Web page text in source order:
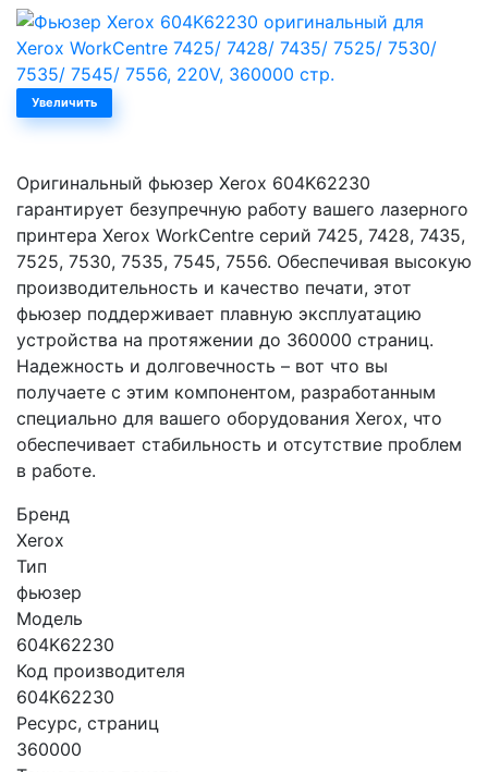
Увеличить
Оригинальный фьюзер Xerox 604K62230
гарантирует безупречную работу вашего лазерного
принтера Xerox WorkCentre серий 7425, 7428, 7435,
7525, 7530, 7535, 7545, 7556. Обеспечивая высокую
производительность и качество печати, этот
фьюзер поддерживает плавную эксплуатацию
устройства на протяжении до 360000 страниц.
Надежность и долговечность – вот что вы
получаете с этим компонентом, разработанным
специально для вашего оборудования Xerox, что
обеспечивает стабильность и отсутствие проблем
в работе.
Бренд
Xerox
Тип
фьюзер
Модель
604K62230
Код производителя
604K62230
Ресурс, страниц
360000